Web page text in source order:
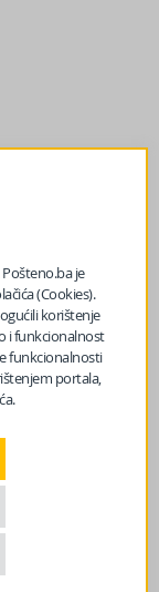
izdali
Sladić
je
(Cookies).
korištenje
i funkcionalnost
funkcionalnosti
portala,